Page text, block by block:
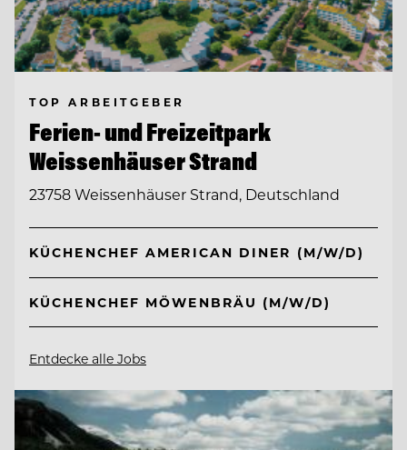
TOP ARBEITGEBER
Ferien- und Freizeitpark
Weissenhäuser Strand
23758 Weissenhäuser Strand, Deutschland
KÜCHENCHEF AMERICAN DINER (M/W/D)
KÜCHENCHEF MÖWENBRÄU (M/W/D)
Entdecke alle Jobs